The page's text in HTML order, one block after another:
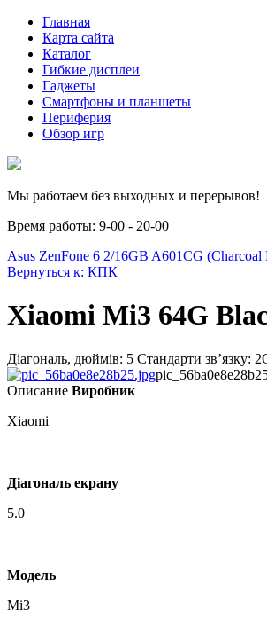
Главная
Карта сайта
Каталог
Гибкие дисплеи
Гаджеты
Смартфоны и планшеты
Периферия
Обзор игр
Мы работаем без выходных и перерывов!
Время работы: 9-00 - 20-00
Asus ZenFone 6 2/16GB A601CG (Charcoal
Вернуться к: КПК
Xiaomi Mi3 64G
Діагональ, дюймів: 5 Стандарти
Описание Виробник
Xiaomi
Діагональ екрану
5.0
Модель
Mi3